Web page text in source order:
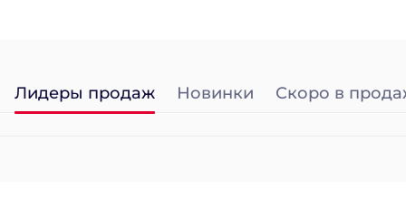
Лидеры продаж Новинки Скоро в